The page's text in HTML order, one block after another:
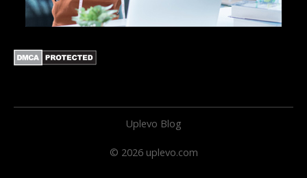
Uplevo Blog
© 2026 uplevo.com